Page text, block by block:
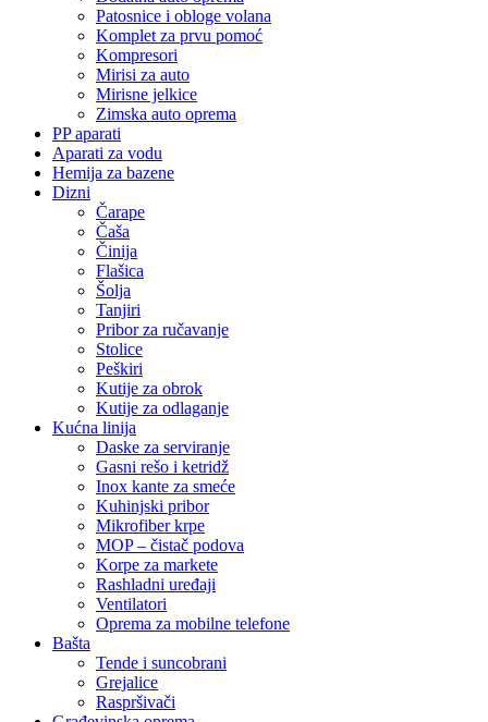
Patosnice i obloge volana
Komplet za prvu pomoć
Kompresori
Mirisi za auto
Mirisne jelkice
Zimska auto oprema
PP aparati
Aparati za vodu
Hemija za bazene
Dizni
Čarape
Čaša
Činija
Flašica
Šolja
Tanjiri
Pribor za ručavanje
Stolice
Peškiri
Kutije za obrok
Kutije za odlaganje
Kućna linija
Daske za serviranje
Gasni rešo i ketridž
Inox kante za smeće
Kuhinjski pribor
Mikrofiber krpe
MOP – čistač podova
Korpe za markete
Rashladni uređaji
Ventilatori
Oprema za mobilne telefone
Bašta
Tende i suncobrani
Grejalice
Raspršivači